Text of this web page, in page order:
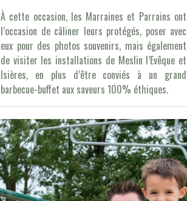
À cette occasion, les Marraines et Parrains ont
l’occasion de câliner leurs protégés, poser avec
eux pour des photos souvenirs, mais également
de visiter les installations de Meslin l’Evêque et
Isières, en plus d’être conviés à un grand
barbecue-buffet aux saveurs 100% éthiques.